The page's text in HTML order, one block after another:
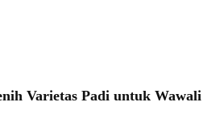
Varietas Padi untuk Wawali